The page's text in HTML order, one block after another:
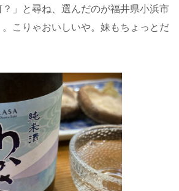
？」と尋ね、選んだのが福井県小浜市
こりゃおいしいや。妹もちょっとだ